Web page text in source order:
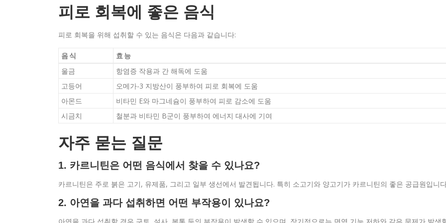
피로 회복에 좋은 음식
피로 회복을 위해 섭취할 수 있는 음식은 다음과 같습니다:
음식
효능
울금
항염증 작용과 간 해독에 도움
고등어
오메가-3 지방산이 풍부하여 피로 회복에 도움
아몬드
비타민 E와 마그네슘이 풍부하여 피로 감소에 도움
시금치
철분과 비타민 B군이 풍부하여 에너지 대사에 기여
자주 묻는 질문
1. 카르니틴은 어떤 음식에서 찾을 수 있나요?
카르니틴은 주로 붉은 고기, 유제품, 그리고 일부 생선에서 발견됩니다. 특히 소고기와 양고기가 카르니틴의 좋은 공급원입니
2. 아연을 과다 섭취하면 어떤 부작용이 있나요?